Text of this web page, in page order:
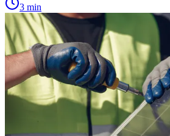
3 min